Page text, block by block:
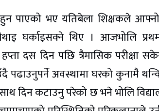
पाएको भए यतिबेला शिक्षकले आफ्नो
घर्काइसक्ने थिए । आजभोलि
दस दिन पछि त्रैमासिक परीक्षा
पढाउनुपर्ने अवस्थामा घरको कुनामै
दिन कटाउनु परेको छ भने भोलि